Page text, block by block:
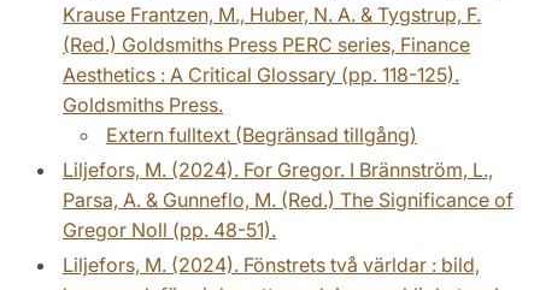
Krause Frantzen, M., Huber, N. A. & Tygstrup, F.
(Red.) Goldsmiths Press PERC series, Finance
Aesthetics : A Critical Glossary (pp. 118-125).
Goldsmiths Press.
Extern fulltext (Begränsad tillgång)
Liljefors, M. (2024). For Gregor. I Brännström, L.,
Parsa, A. & Gunneflo, M. (Red.) The Significance of
Gregor Noll (pp. 48-51).
Liljefors, M. (2024). Fönstrets två världar : bild,